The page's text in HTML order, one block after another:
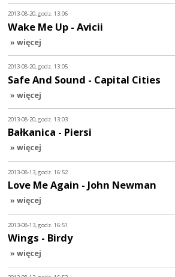
2013-08-20, godz. 13:06
Wake Me Up - Avicii
» więcej
2013-08-20, godz. 13:05
Safe And Sound - Capital Cities
» więcej
2013-08-20, godz. 13:03
Bałkanica - Piersi
» więcej
2013-08-13, godz. 16:52
Love Me Again - John Newman
» więcej
2013-08-13, godz. 16:51
Wings - Birdy
» więcej